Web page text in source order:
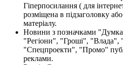
Гіперпосилання ( для
розміщена в підзаголовку
матеріалу.
Новини з позначками
"Регіони", "Гроші",
"Спецпроекти", "Промо"
реклами.